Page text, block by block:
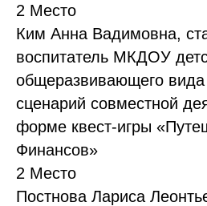
2 Место
Ким Анна Вадимовна,
воспитатель МКДОУ
общеразвивающего
сценарий совместной
форме квест-игры
Финансов»
2 Место
Постнова Лариса